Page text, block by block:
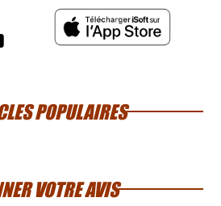
POPULAIRES
VOTRE AVIS